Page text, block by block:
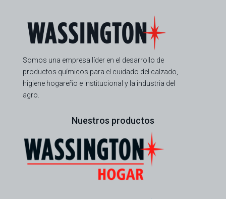
Somos una empresa líder en el desarrollo de
productos químicos para el cuidado del calzado,
higiene hogareño e institucional y la industria del
agro.
Nuestros productos